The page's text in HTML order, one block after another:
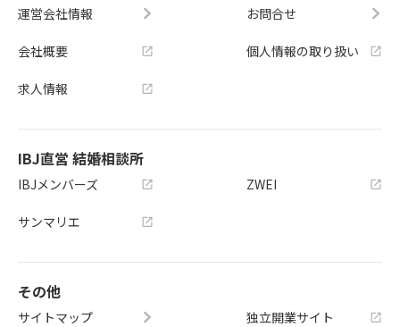
運営会社情報
会社概要
求人情報
お問合せ
個人情報の取り扱い
IBJ直営 結婚相談所
IBJメンバーズ
サンマリエ
ZWEI
その他
サイトマップ
独立開業サイト